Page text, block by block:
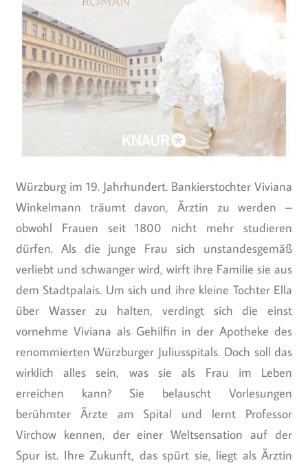
Würzburg im 19. Jahrhundert. Bankierstochter Viviana
Winkelmann träumt davon, Ärztin zu werden –
obwohl Frauen seit 1800 nicht mehr studieren
dürfen. Als die junge Frau sich unstandesgemäß
verliebt und schwanger wird, wirft ihre Familie sie aus
dem Stadtpalais. Um sich und ihre kleine Tochter Ella
über Wasser zu halten, verdingt sich die einst
vornehme Viviana als Gehilfin in der Apotheke des
renommierten Würzburger Juliusspitals. Doch soll das
wirklich alles sein, was sie als Frau im Leben
erreichen kann? Sie belauscht Vorlesungen
berühmter Ärzte am Spital und lernt Professor
Virchow kennen, der einer Weltsensation auf der
Spur ist. Ihre Zukunft, das spürt sie, liegt als Ärztin